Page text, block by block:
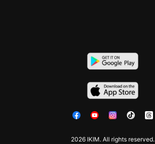
2026 IKIM. All rights reserved.